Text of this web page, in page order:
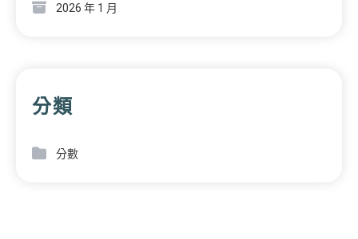
2026 年 1 月
分類
分數